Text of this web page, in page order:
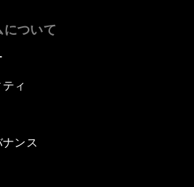
the Digital Economy
Consumption
ついて
ィ
ンス